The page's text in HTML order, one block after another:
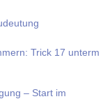
Trick 17 unterm
– Start im